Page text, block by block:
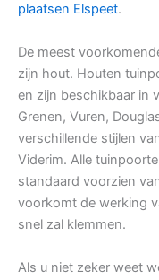
plaatsen Elspeet.
De meest
zijn hout. Houten
en zijn beschikbaar in
Grenen, Vuren,
verschillende stijlen
Viderim. Alle
standaard voorzien
voorkomt de werking
snel zal klemmen.
Als u niet zeker weet